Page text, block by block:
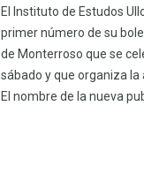
El Instituto de Estudos
primer número de su
de Monterroso que se
sábado y que organiza la
El nombre de la nueva